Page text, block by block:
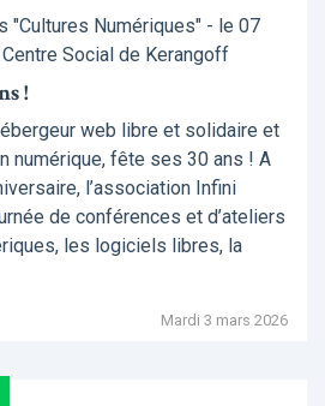
"Cultures Numériques" - le 07
Social de Kerangoff
!
web libre et solidaire et
numérique, fête ses 30 ans ! A
l’association Infini
de conférences et d’ateliers
les logiciels libres, la
Mardi 3 mars 2026